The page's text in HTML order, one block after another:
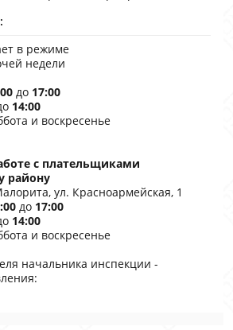
в режиме
недели
до 17:00
14:00
и воскресенье
с плательщиками
району
ул. Красноармейская, 1
до 17:00
14:00
и воскресенье
начальника инспекции -